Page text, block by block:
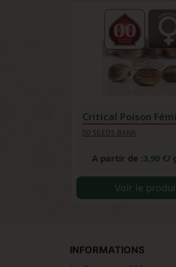
Critical Poison
00 SEEDS BANK
A partir de :3,90 €/
Voir le
INFORMATIONS